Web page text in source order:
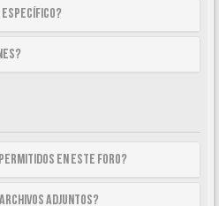
específico?
en este foro?
adjuntos?